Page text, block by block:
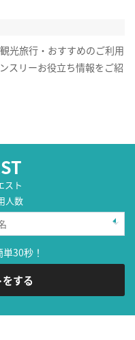
光旅行・おすすめのご利用
スリーお役立ち情報をご紹
スト
人数
30秒！
する